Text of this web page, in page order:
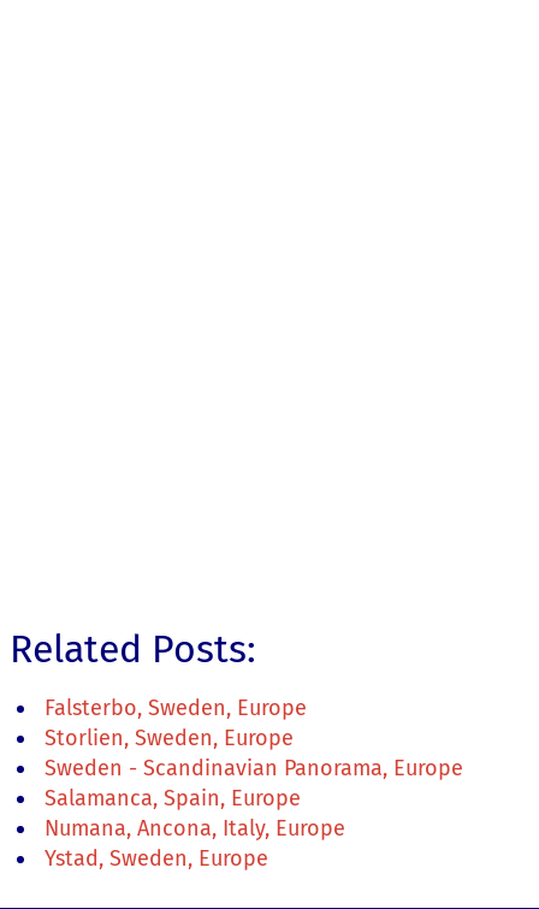
Related Posts:
Falsterbo, Sweden, Europe
Storlien, Sweden, Europe
Sweden - Scandinavian Panorama, Europe
Salamanca, Spain, Europe
Numana, Ancona, Italy, Europe
Ystad, Sweden, Europe